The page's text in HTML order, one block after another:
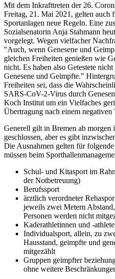
Mit dem Inkrafttreten der 26.
Freitag, 21. Mai 2021, gelten auch
Sportanlagen neue Regeln. Eine
Sozialsenatorin Anja Stahmann
vorgelegt. Wegen vielfacher
"Auch, wenn Genesene und
gleichen Freiheiten genießen wie
nicht. Es haben also Getestete
Genesene und Geimpfte."
Freiheiten sei, dass die
SARS-CoV-2-Virus durch
Koch Institut um ein Vielfaches
Übertragung nach einem negativen
Generell gilt in Bremen ab morgen
geschlossen, aber es gibt
Die Ausnahmen gelten für
müssen beim
Schul- und Kitasport im
der Notbetreuung)
Berufssport
ärztlich verordneter
jeweils zwei Metern
Personen werden nicht
Kaderathletinnen und -
Individualsport, allein, zu
Hausstand, geimpfte und
mitgezählt
Gruppen geimpfter
ohne weitere